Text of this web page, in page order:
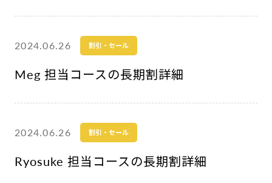
2024.06.26 割引・セール
Meg 担当コースの長期割詳細
2024.06.26 割引・セール
Ryosuke 担当コースの長期割詳細